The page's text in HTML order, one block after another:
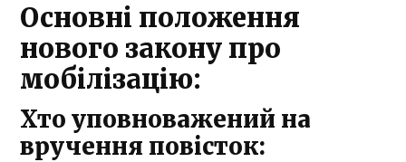
Основні положення
нового закону про
мобілізацію:
Хто уповноважений на
вручення повісток: